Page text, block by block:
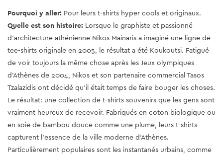
Pourquoi y aller: Pour leurs t-shirts hyper cools et originaux.
Quelle est son histoire: Lorsque le graphiste et passionné
d’architecture athénienne Nikos Mainaris a imaginé une ligne de
tee-shirts originale en 2005, le résultat a été Koukoutsi. Fatigué
de voir toujours la même chose après les Jeux olympiques
d'Athènes de 2004, Nikos et son partenaire commercial Tasos
Tzalazidis ont décidé qu'il était temps de faire bouger les choses.
Le résultat: une collection de t-shirts souvenirs que les gens sont
vraiment heureux de recevoir. Fabriqués en coton biologique ou
en soie de bambou douce comme une plume, leurs t-shirts
capturent l'essence de la ville moderne d'Athènes.
Particulièrement populaires sont les instantanés urbains, comme